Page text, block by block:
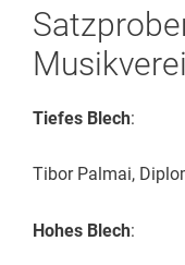
Tiefes Blech:
Tibor Palmai,
Hohes Blech: